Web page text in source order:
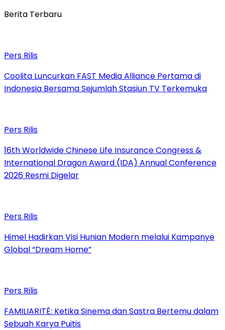
Berita Terbaru
Pers Rilis
Coolita Luncurkan FAST Media Alliance Pertama di
Indonesia Bersama Sejumlah Stasiun TV Terkemuka
Pers Rilis
16th Worldwide Chinese Life Insurance Congress &
International Dragon Award (IDA) Annual Conference
2026 Resmi Digelar
Pers Rilis
Himel Hadirkan Visi Hunian Modern melalui Kampanye
Global “Dream Home”
Pers Rilis
FAMILIARITÉ: Ketika Sinema dan Sastra Bertemu dalam
Sebuah Karya Puitis